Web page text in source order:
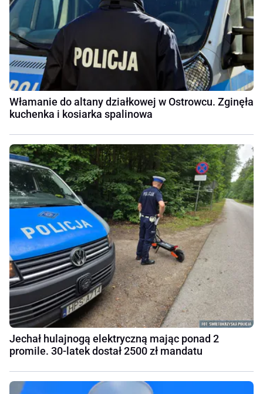
Włamanie do altany działkowej w Ostrowcu. Zginęła
kuchenka i kosiarka spalinowa
Jechał hulajnogą elektryczną mając ponad 2
promile. 30-latek dostał 2500 zł mandatu